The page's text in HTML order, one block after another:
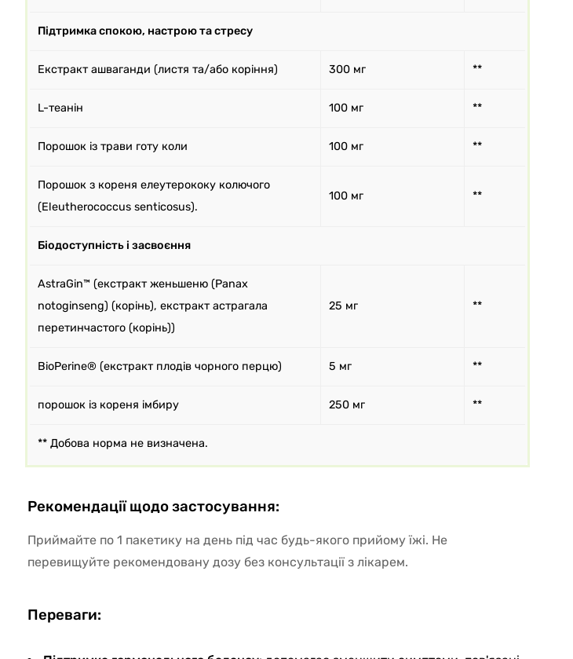
Підтримка спокою, настрою та стресу
Екстракт ашваганди (листя та/або коріння) 300 мг **
L-теанін 100 мг **
Порошок із трави готу коли 100 мг **
Порошок з кореня елеутерококу колючого
(Eleutherococcus senticosus).
100 мг **
Біодоступність і засвоєння
AstraGin™ (екстракт женьшеню (Panax
notoginseng) (корінь), екстракт астрагала
перетинчастого (корінь))
25 мг **
BioPerine® (екстракт плодів чорного перцю) 5 мг **
порошок із кореня імбиру 250 мг **
** Добова норма не визначена.
Рекомендації щодо застосування:
Приймайте по 1 пакетику на день під час будь-якого прийому їжі. Не
перевищуйте рекомендовану дозу без консультації з лікарем.
Переваги: